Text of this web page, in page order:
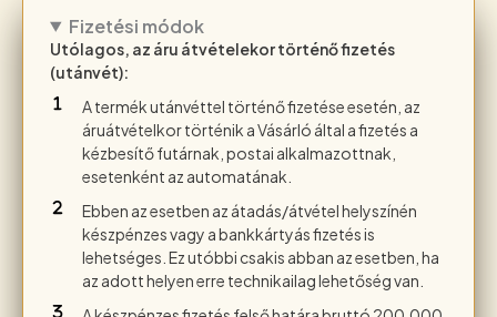
Fizetési módok
Utólagos, az áru átvételekor történő fizetés
(utánvét):
A termék utánvéttel történő fizetése esetén, az
áruátvételkor történik a Vásárló által a fizetés a
kézbesítő futárnak, postai alkalmazottnak,
esetenként az automatának.
Ebben az esetben az átadás/átvétel helyszínén
készpénzes vagy a bankkártyás fizetés is
lehetséges. Ez utóbbi csakis abban az esetben, ha
az adott helyen erre technikailag lehetőség van.